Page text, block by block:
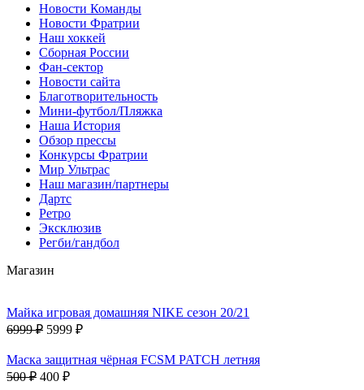
Новости Команды
Новости Фратрии
Наш хоккей
Сборная России
Фан-cектор
Новости сайта
Благотворительность
Мини-футбол/Пляжка
Наша История
Обзор прессы
Конкурсы Фратрии
Мир Ультрас
Наш магазин/партнеры
Дартс
Ретро
Эксклюзив
Регби/гандбол
Магазин
Майка игровая домашняя NIKE сезон 20/21
6999 ₽ 5999 ₽
Маска защитная чёрная FCSM PATCH летняя
500 ₽ 400 ₽